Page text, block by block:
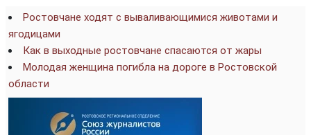
Ростовчане ходят с вываливающимися животами и
ягодицами
Как в выходные ростовчане спасаются от жары
Молодая женщина погибла на дороге в Ростовской
области